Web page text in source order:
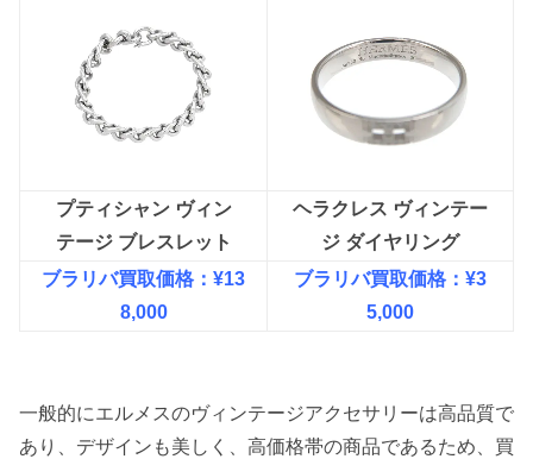
プティシャン ヴィン
テージ ブレスレット
ヘラクレス ヴィンテー
ジ ダイヤリング
ブラリバ買取価格：¥13
8,000
ブラリバ買取価格：¥3
5,000
一般的にエルメスのヴィンテージアクセサリーは高品質で
あり、デザインも美しく、高価格帯の商品であるため、買